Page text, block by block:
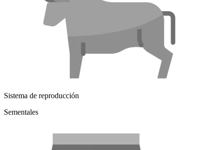
Sistema de reproducción
Sementales